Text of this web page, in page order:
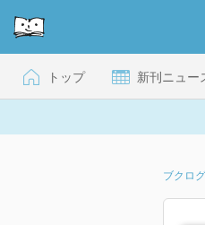
トップ 新刊ニュー
ブクログ